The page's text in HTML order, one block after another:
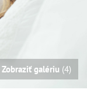
Zobraziť galériu (4)